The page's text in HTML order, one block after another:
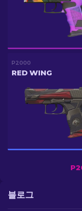
P2000
RED WING
블로그